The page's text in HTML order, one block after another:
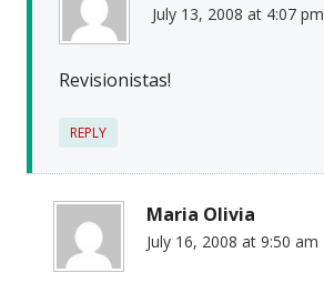
July 13, 2008 at 4:07 pm
Revisionistas!
REPLY
Maria Olivia
July 16, 2008 at 9:50 am